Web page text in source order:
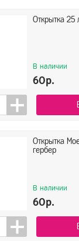
Открытка 25
В наличии
60р.
Открытка
гербер
В наличии
60р.